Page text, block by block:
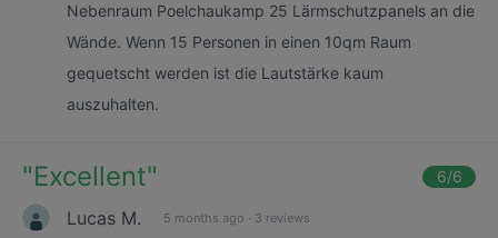
Nebenraum Poelchaukamp 25 Lärmschutzpanels an die
Wände. Wenn 15 Personen in einen 10qm Raum
gequetscht werden ist die Lautstärke kaum
auszuhalten.
"Excellent" 6/6
Lucas M. 5 months ago · 3 reviews